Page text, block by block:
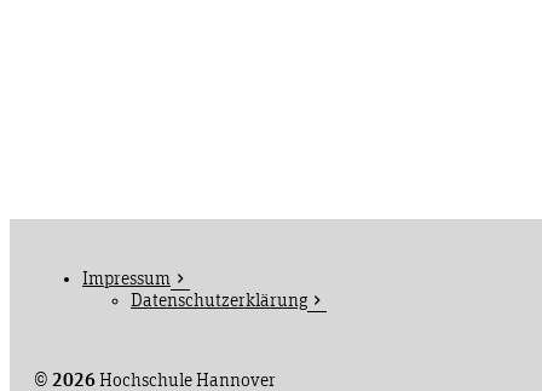
© 2026Hochschule Hannover
Impressum
Datenschutzerklärung